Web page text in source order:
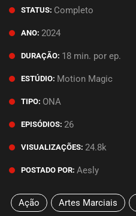
STATUS: Completo
ANO: 2024
DURAÇÃO: 18 min. por ep.
ESTÚDIO: Motion Magic
TIPO: ONA
EPISÓDIOS: 26
VISUALIZAÇÕES: 24.8k
POSTADO POR: Aesly
Ação Artes Marciais